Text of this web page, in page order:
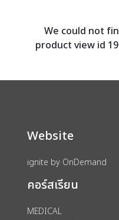
We could not
product view id
Website
ignite by OnDemand
คอร์สเรียน
MEDICAL